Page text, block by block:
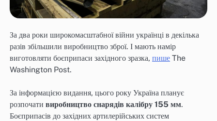
За два роки широкомасштабної війни українці в декілька
разів збільшили виробництво зброї. І мають намір
виготовляти боєприпаси західного зразка, пише The
Washington Post.
За інформацією видання, цього року Україна планує
розпочати виробництво снарядів калібру 155 мм.
Боєприпасів до західних артилерійських систем